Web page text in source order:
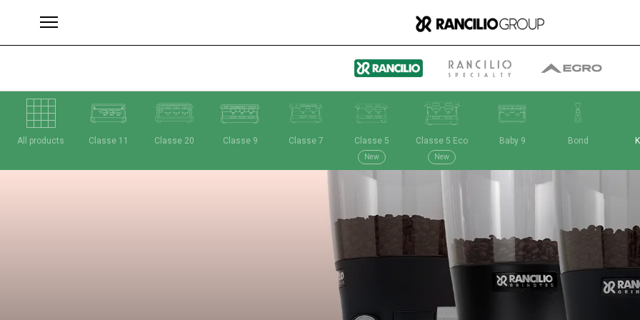
All products Classe 11 Classe 20 Classe 9 Classe 7 Classe 5
New
Classe 5 Eco
New
Baby 9 Bond
Brands Group
Quem somos nós
O que fazemos